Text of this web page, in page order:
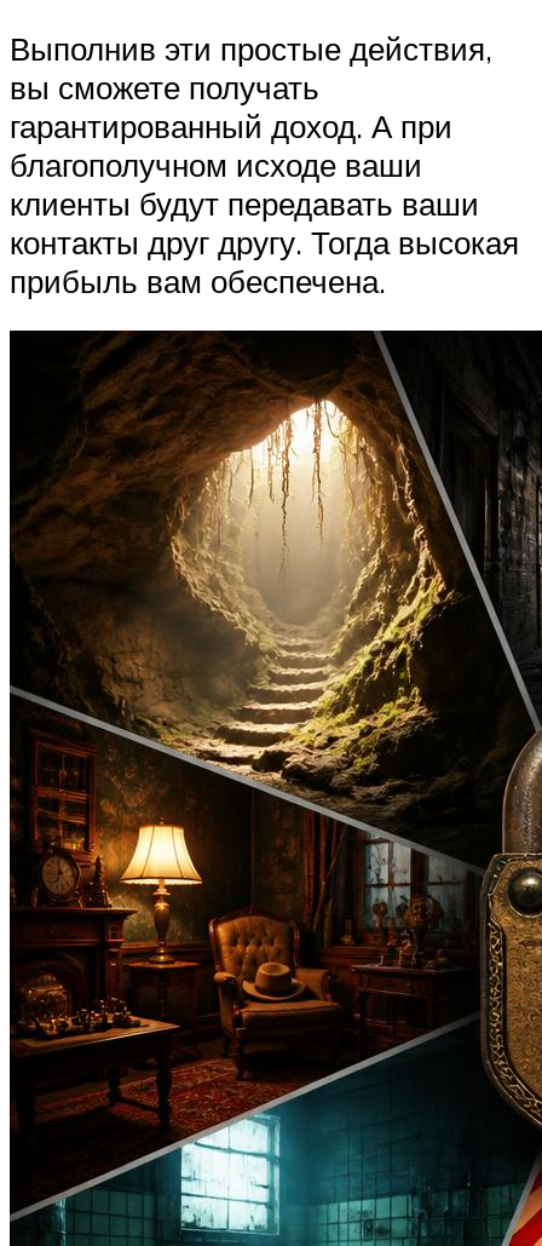
Выполнив эти простые действия,
вы сможете получать
гарантированный доход. А при
благополучном исходе ваши
клиенты будут передавать ваши
контакты друг другу. Тогда высокая
прибыль вам обеспечена.